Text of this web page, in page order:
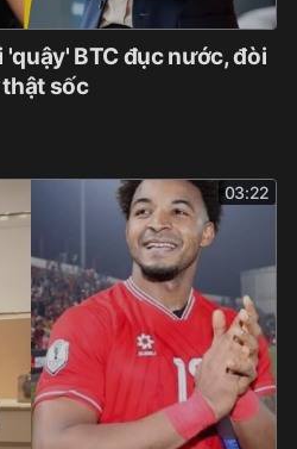
'quậy' BTC đục nước, đòi
sốc
03:22